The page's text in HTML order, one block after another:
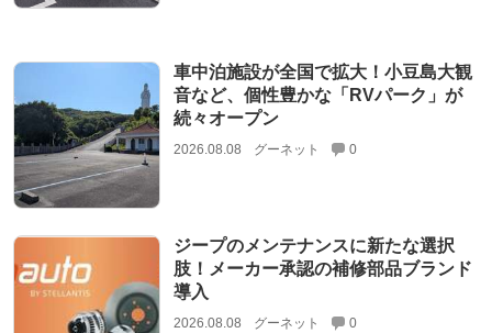
車中泊施設が全国で拡大！小豆島大観
音など、個性豊かな「RVパーク」が
続々オープン
2026.08.08 グーネット 0
ジープのメンテナンスに新たな選択
肢！メーカー承認の補修部品ブランド
導入
2026.08.08 グーネット 0